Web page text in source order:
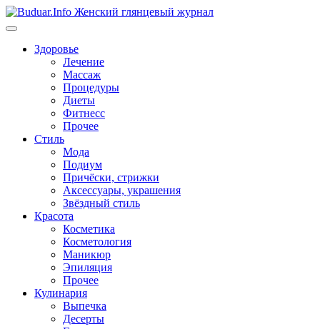
Перейти
к
Здоровье
Лечение
Массаж
Процедуры
Диеты
Фитнесс
Прочее
Стиль
Мода
Подиум
Причёски, стрижки
Аксессуары, украшения
Звёздный стиль
Красота
Косметика
Косметология
Маникюр
Эпиляция
Прочее
Кулинария
Выпечка
Десерты